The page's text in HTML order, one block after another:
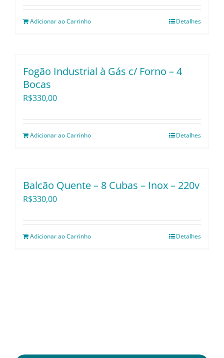
Adicionar ao Carrinho Detalhes
Fogão Industrial à Gás c/ Forno – 4
Bocas
R$330,00
Adicionar ao Carrinho Detalhes
Balcão Quente – 8 Cubas – Inox – 220v
R$330,00
Adicionar ao Carrinho Detalhes